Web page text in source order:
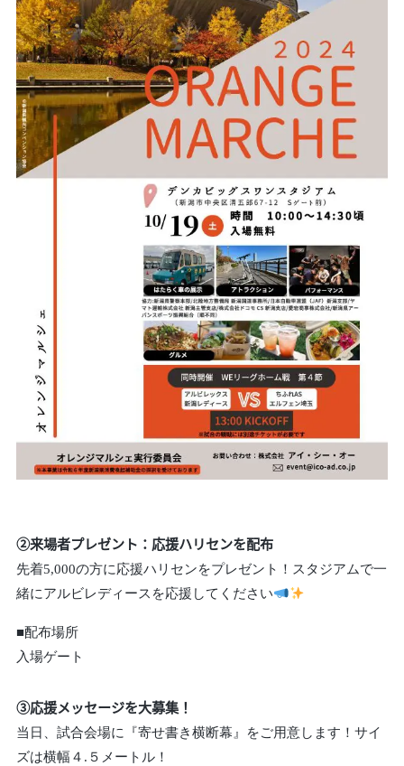
②来場者プレゼント：応援ハリセンを配布
先着5,000の方に応援ハリセンをプレゼント！ スタジアムで一
緒にアルビレディースを応援してください
■配布場所
入場ゲート
③応援メッセージを大募集！
当日、試合会場に『寄せ書き横断幕』をご用意します！サイ
ズは横幅４.５メートル！